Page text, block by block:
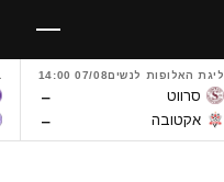
ליגת האלופות לנשים07/08 14:00
סרווט –
אקטובה –